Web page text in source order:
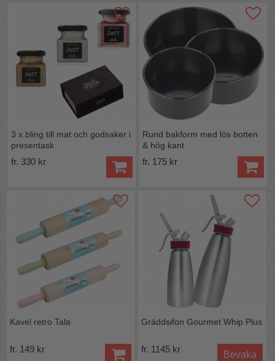
3 x bling till mat och godsaker i
presentask
fr. 330 kr
Rund bakform med lös botten
& hög kant
fr. 175 kr
Kavel retro Tala
fr. 149 kr
Gräddsifon Gourmet Whip Plus
fr. 1145 kr
Bevaka